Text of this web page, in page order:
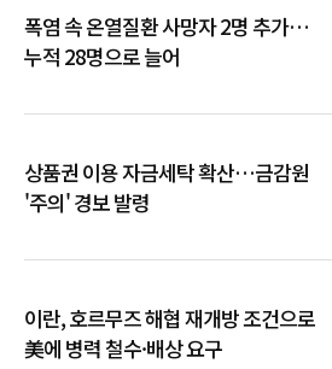
폭염 속 온열질환 사망자 2명 추가…
누적 28명으로 늘어
상품권 이용 자금세탁 확산…금감원
'주의' 경보 발령
이란, 호르무즈 해협 재개방 조건으로
美에 병력 철수·배상 요구